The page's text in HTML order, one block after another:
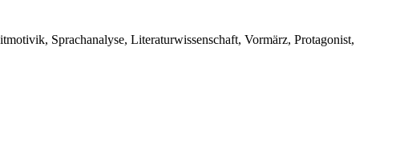
Sprachanalyse, Literaturwissenschaft, Vormärz, Protagonist,